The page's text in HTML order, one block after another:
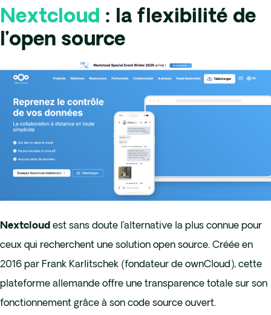
Nextcloud : la flexibilité de
l’open source
Nextcloud est sans doute l’alternative la plus connue pour
ceux qui recherchent une solution open source. Créée en
2016 par Frank Karlitschek (fondateur de ownCloud), cette
plateforme allemande offre une transparence totale sur son
fonctionnement grâce à son code source ouvert.